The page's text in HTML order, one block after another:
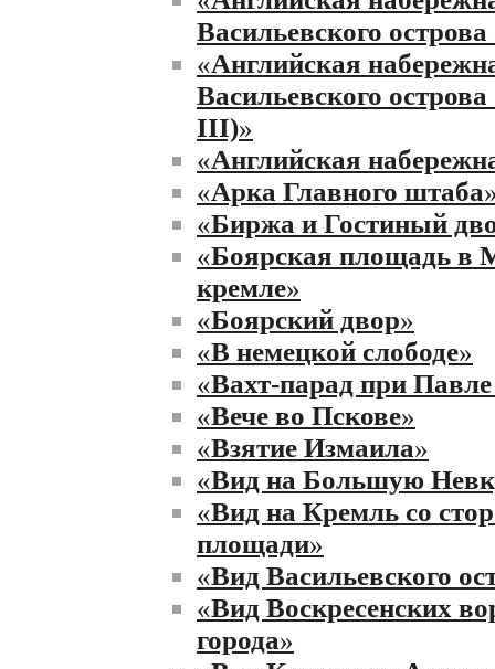
Васильевского
«Английская
Васильевского
III)»
«Английская
«Арка Главного штаба
«Биржа и Гостиный
«Боярская площадь в
кремле»
«Боярский двор»
«В немецкой слободе»
«Вахт-парад при
«Вече во Пскове»
«Взятие Измаила»
«Вид на Большую
«Вид на Кремль со
площади»
«Вид Васильевского
«Вид Воскресенских
города»